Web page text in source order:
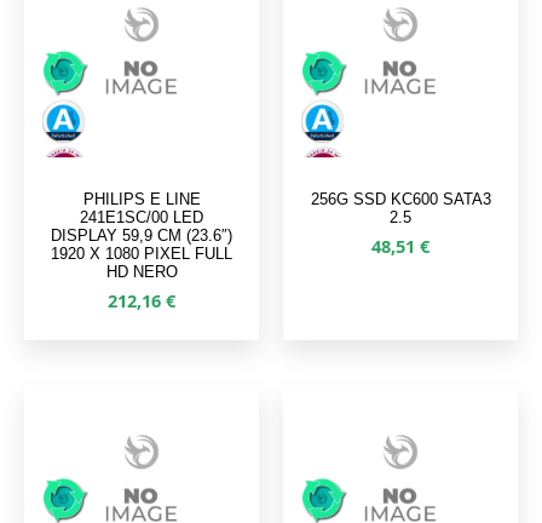
PHILIPS E LINE
241E1SC/00 LED
DISPLAY 59,9 CM (23.6″)
1920 X 1080 PIXEL FULL
HD NERO
212,16 €
256G SSD KC600 SATA3
2.5
48,51 €